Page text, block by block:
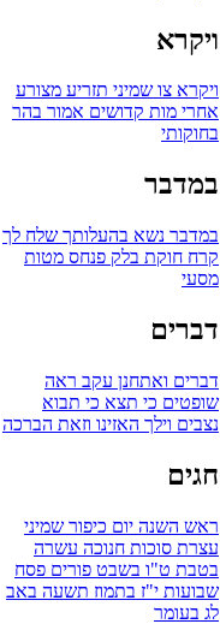
ויקרא
ויקרא צו שמיני תזריע מצורע
אחרי מות קדושים אמור בהר
בחוקותי
במדבר
במדבר נשא בהעלותך שלח לך
קרח חוקת בלק פנחס מטות
מסעי
דברים
דברים ואתחנן עקב ראה
שופטים כי תצא כי תבוא
נצבים וילך האזינו וזאת הברכה
חגים
ראש השנה יום כיפור שמיני
עצרת סוכות חנוכה עשרה
בטבת ט"ו בשבט פורים פסח
שבועות י"ז בתמוז תשעה באב
לג בעומר